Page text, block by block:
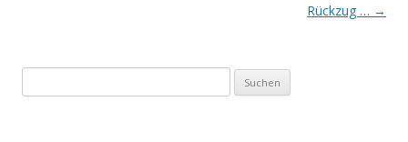
Rückzug … →
nach: